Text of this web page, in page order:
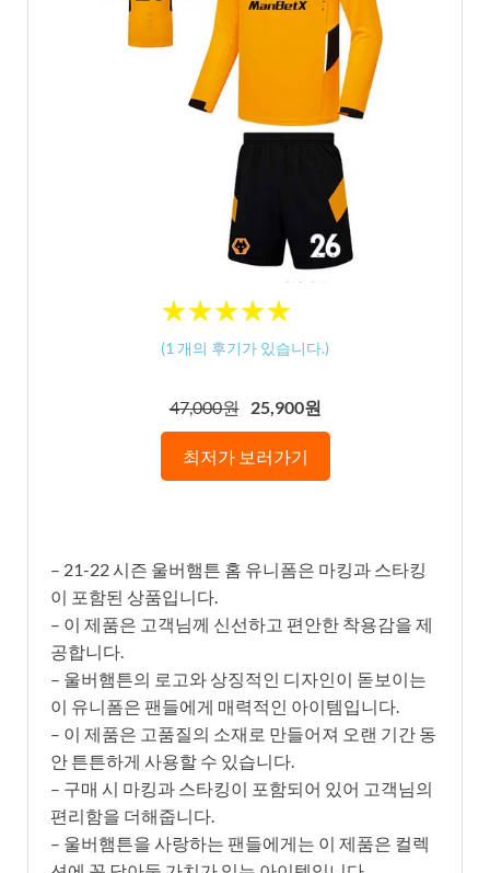
★★★★★
★★★★★
(1 개의 후기가 있습니다.)
47,000원 25,900원
최저가 보러가기
– 21-22 시즌 울버햄튼 홈 유니폼은 마킹과 스타킹
이 포함된 상품입니다.
– 이 제품은 고객님께 신선하고 편안한 착용감을 제
공합니다.
– 울버햄튼의 로고와 상징적인 디자인이 돋보이는
이 유니폼은 팬들에게 매력적인 아이템입니다.
– 이 제품은 고품질의 소재로 만들어져 오랜 기간 동
안 튼튼하게 사용할 수 있습니다.
– 구매 시 마킹과 스타킹이 포함되어 있어 고객님의
편리함을 더해줍니다.
– 울버햄튼을 사랑하는 팬들에게는 이 제품은 컬렉